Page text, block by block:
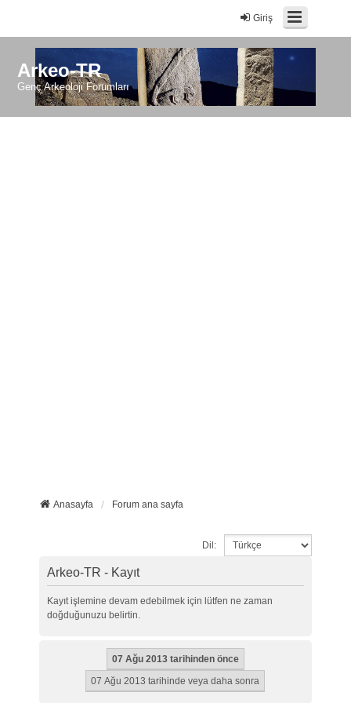
Giriş
Arkeo-TR
Genç Arkeoloji Forumları
Anasayfa Forum ana sayfa
Dil:
Arkeo-TR - Kayıt
Kayıt işlemine devam edebilmek için lütfen ne zaman
doğduğunuzu belirtin.